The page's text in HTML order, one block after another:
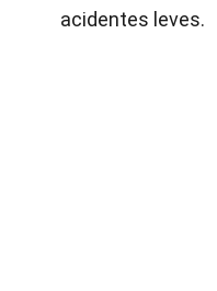
acidentes leves.